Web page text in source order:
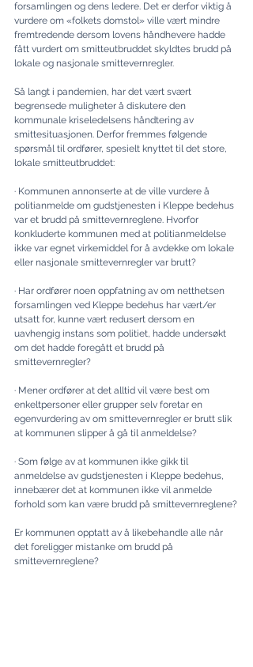
forsamlingen og dens ledere. Det er derfor viktig å
vurdere om «folkets domstol» ville vært mindre
fremtredende dersom lovens håndhevere hadde
fått vurdert om smitteutbruddet skyldtes brudd på
lokale og nasjonale smittevernregler.
Så langt i pandemien, har det vært svært
begrensede muligheter å diskutere den
kommunale krise­ledelsens håndtering av
smittesituasjonen. Derfor fremmes følgende
spørsmål til ordfører, spesielt knyttet til det store,
lokale smitteutbruddet:
· Kommunen annonserte at de ville vurdere å
politianmelde om gudstjenesten i Kleppe bedehus
var et brudd på smittevernreglene. Hvorfor
konkluderte kommunen med at politianmeldelse
ikke var egnet virkemiddel for å avdekke om lokale
eller nasjonale smittevernregler var brutt?
· Har ordfører noen oppfatning av om netthetsen
forsamlingen ved Kleppe bedehus har vært/er
utsatt for, kunne vært redusert dersom en
uavhengig instans som politiet, hadde undersøkt
om det hadde foregått et brudd på
smittevernregler?
· Mener ordfører at det alltid vil være best om
enkeltpersoner eller grupper selv foretar en
egenvurdering av om smittevernregler er brutt slik
at kommunen slipper å gå til anmeldelse?
· Som følge av at kommunen ikke gikk til
anmeldelse av gudstjenesten i Kleppe bedehus,
innebærer det at kommunen ikke vil anmelde
forhold som kan være brudd på smitte­vern­reglene?
Er kommunen opptatt av å likebehandle alle når
det foreligger mistanke om brudd på
smittevernreglene?